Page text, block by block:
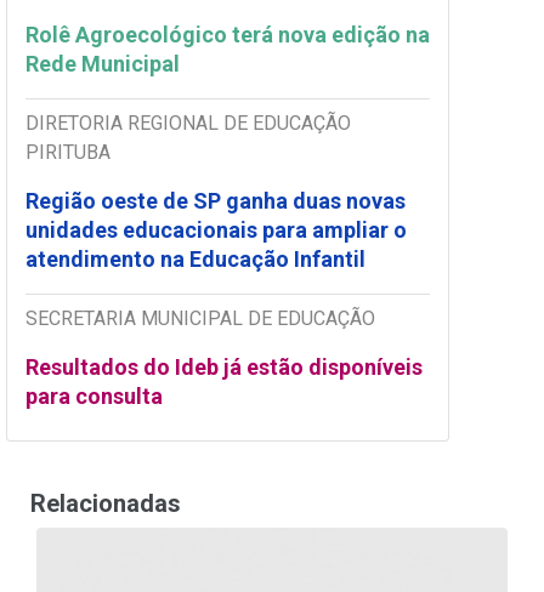
Rolê Agroecológico terá nova edição na
Rede Municipal
DIRETORIA REGIONAL DE EDUCAÇÃO
PIRITUBA
Região oeste de SP ganha duas novas
unidades educacionais para ampliar o
atendimento na Educação Infantil
SECRETARIA MUNICIPAL DE EDUCAÇÃO
Resultados do Ideb já estão disponíveis
para consulta
Relacionadas